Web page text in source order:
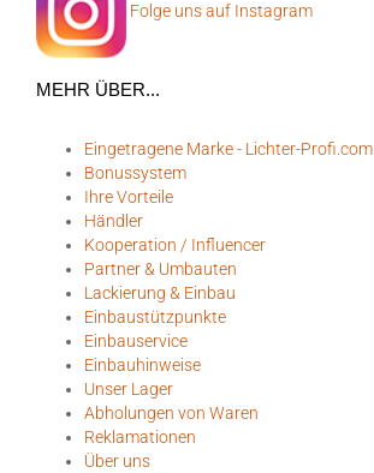
Folge uns auf Instagram
MEHR ÜBER...
Eingetragene Marke - Lichter-Profi.com
Bonussystem
Ihre Vorteile
Händler
Kooperation / Influencer
Partner & Umbauten
Lackierung & Einbau
Einbaustützpunkte
Einbauservice
Einbauhinweise
Unser Lager
Abholungen von Waren
Reklamationen
Über uns